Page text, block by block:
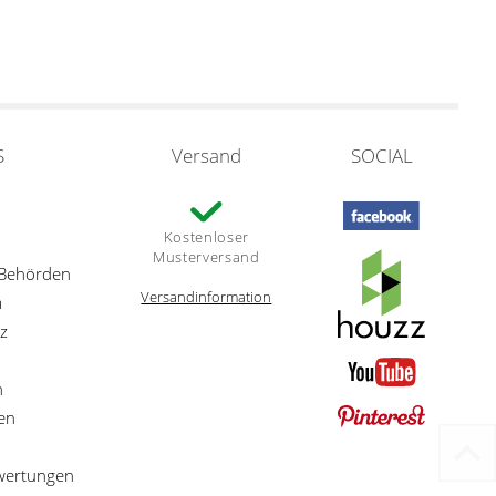
Versand
Kostenloser
Musterversand
Versandinformation
SOCIAL